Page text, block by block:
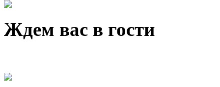
Ждем вас в гости